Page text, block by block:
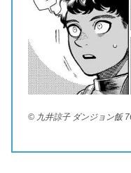
© 九井諒子 ダンジョン飯